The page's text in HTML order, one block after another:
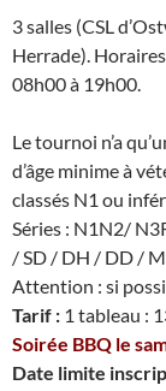
3 salles (CSL
Herrade).
08h00 à 19h00.
Le tournoi n’a
d’âge minime à
classés N1 ou
Séries : N1N2/
/ SD / DH / DD /
Attention : si
Tarif : 1 tableau :
Soirée BBQ le
Date limite